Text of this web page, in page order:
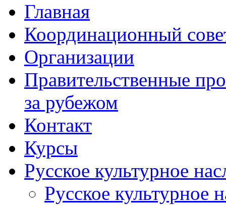
Главная
Координационный
Организации
Правительственные
за рубежом
Контакт
Курсы
Русское культурное
Русское культурное